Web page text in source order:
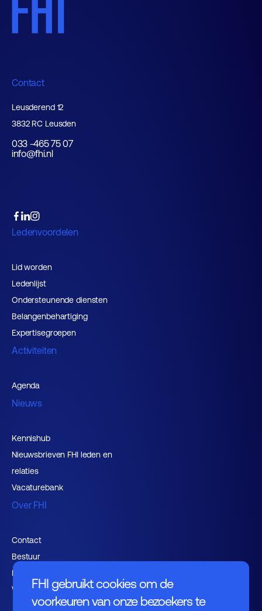
FHI gebruikt cookies om de
voorkeuren van onze bezoekers te
Contact
Leusderend 12
3832 RC Leusden
033 -465 75 07
info@fhi.nl
Ledenvoordelen
Lid worden
Ledenlijst
Ondersteunende diensten
Belangenbehartiging
Expertisegroepen
Activiteiten
Agenda
Nieuws
Kennishub
Nieuwsbrieven FHI leden en
relaties
Vacaturebank
Over FHI
Contact
Bestuur
Medewerkers
Werken bij FHI